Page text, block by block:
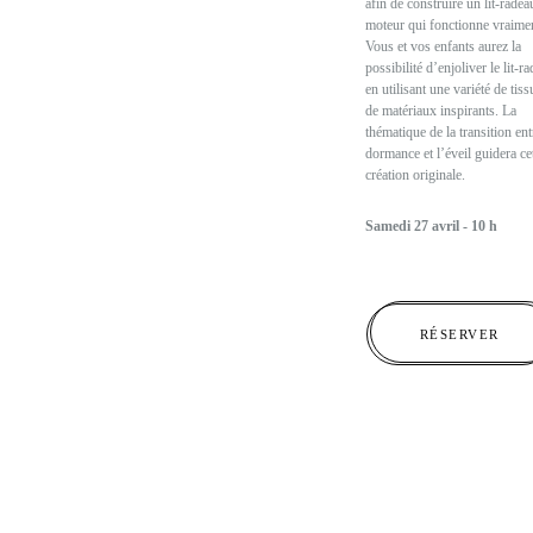
afin de construire un lit-
moteur qui fonctionne
Vous et vos enfants aurez la
possibilité d’enjoliver le lit-
en utilisant une variété de
de matériaux inspirants. La
thématique de la transition
dormance et l’éveil guidera
création originale.
Samedi 27 avril - 10 h
RÉSERVER